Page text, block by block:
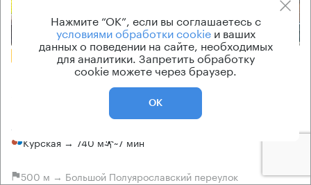
Еще 2 фото
БЕЗ КОМИССИИ
Бизнес-центр
Sugar Factory
Москва, улица Земляной Вал, 50А с6
Курская → 740 м ~7 мин
500 м → Большой Полуярославский переулок
Нажмите “ОК”, если вы соглашаетесь с
условиями обработки cookieи ваших
данных о поведении на сайте, необходимых
для аналитики. Запретить обработку
cookie можете через браузер.
ОК